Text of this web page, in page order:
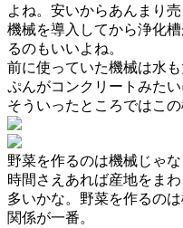
よね。安いからあんまり
機械を導入してから浄化
るのもいいよね。
前に使っていた機械は水
ぷんがコンクリートみた
そういったところではこ
野菜を作るのは機械じゃ
時間さえあれば産地をま
多いかな。野菜を作るの
関係が一番。